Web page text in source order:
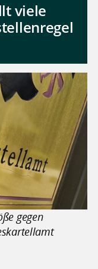
viele
gegen